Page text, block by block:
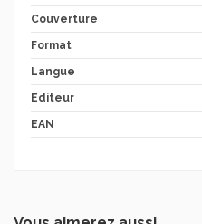
Couverture
Format
Langue
Editeur
EAN